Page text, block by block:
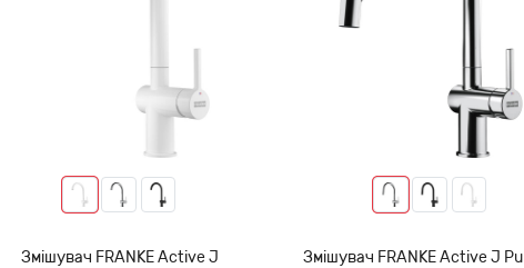
Змішувач FRANKE Active J
Змішувач FRANKE Active J